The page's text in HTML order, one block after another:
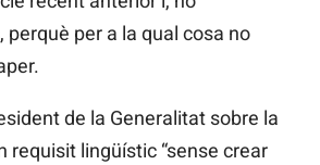
perquè per a la qual cosa no
de la Generalitat sobre la
requisit lingüístic “sense crear